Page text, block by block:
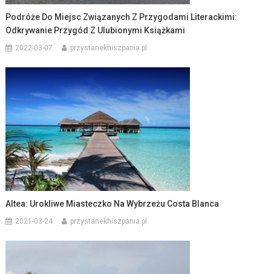
Podróże Do Miejsc Związanych Z Przygodami Literackimi:
Odkrywanie Przygód Z Ulubionymi Książkami
2022-03-07 przystanekhiszpania.pl
Altea: Urokliwe Miasteczko Na Wybrzeżu Costa Blanca
2021-03-24 przystanekhiszpania.pl